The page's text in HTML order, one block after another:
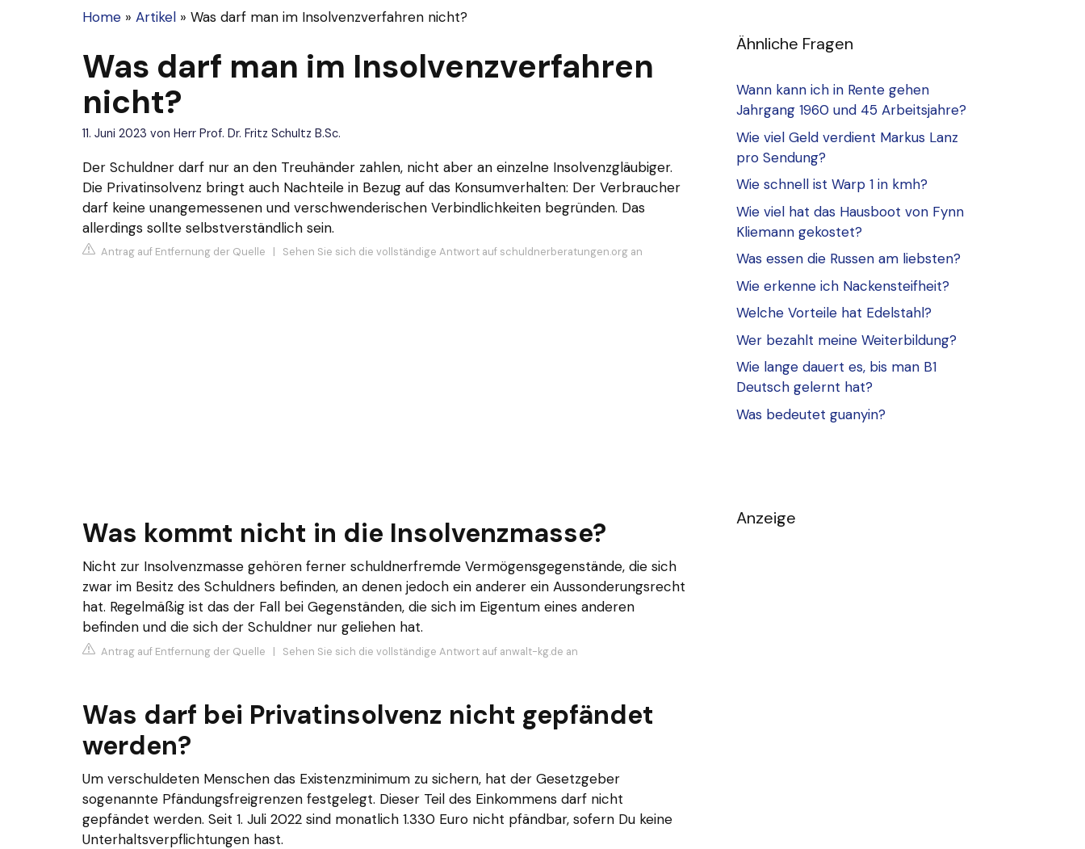
Home » Artikel » Was darf man im Insolvenzverfahren nicht?
Was darf man im Insolvenzverfahren
nicht?
11. Juni 2023 von Herr Prof. Dr. Fritz Schultz B.Sc.
Der Schuldner darf nur an den Treuhänder zahlen, nicht aber an einzelne Insolvenzgläubiger.
Die Privatinsolvenz bringt auch Nachteile in Bezug auf das Konsumverhalten: Der Verbraucher
darf keine unangemessenen und verschwenderischen Verbindlichkeiten begründen. Das
allerdings sollte selbstverständlich sein.
Antrag auf Entfernung der Quelle | Sehen Sie sich die vollständige Antwort auf schuldnerberatungen.org an
Was kommt nicht in die Insolvenzmasse?
Nicht zur Insolvenzmasse gehören ferner schuldnerfremde Vermögensgegenstände, die sich
zwar im Besitz des Schuldners befinden, an denen jedoch ein anderer ein Aussonderungsrecht
hat. Regelmäßig ist das der Fall bei Gegenständen, die sich im Eigentum eines anderen
befinden und die sich der Schuldner nur geliehen hat.
Antrag auf Entfernung der Quelle | Sehen Sie sich die vollständige Antwort auf anwalt-kg.de an
Was darf bei Privatinsolvenz nicht gepfändet
werden?
Um verschuldeten Menschen das Existenzminimum zu sichern, hat der Gesetzgeber
sogenannte Pfändungsfreigrenzen festgelegt. Dieser Teil des Einkommens darf nicht
gepfändet werden. Seit 1. Juli 2022 sind monatlich 1.330 Euro nicht pfändbar, sofern Du keine
Unterhaltsverpflichtungen hast.
Ähnliche Fragen
Wann kann ich in Rente gehen
Jahrgang 1960 und 45 Arbeitsjahre?
Wie viel Geld verdient Markus Lanz
pro Sendung?
Wie schnell ist Warp 1 in kmh?
Wie viel hat das Hausboot von Fynn
Kliemann gekostet?
Was essen die Russen am liebsten?
Wie erkenne ich Nackensteifheit?
Welche Vorteile hat Edelstahl?
Wer bezahlt meine Weiterbildung?
Wie lange dauert es, bis man B1
Deutsch gelernt hat?
Was bedeutet guanyin?
Anzeige